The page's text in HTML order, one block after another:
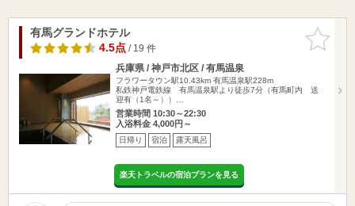
お気に入
りに追加
有馬グランドホテル
4.5点/ 19 件
兵庫県 / 神戸市北区 / 有馬温泉
フラワータウン駅10.43km 有馬温泉駅228m
私鉄神戸電鉄線 有馬温泉駅より徒歩7分（有馬町内 送
迎有（1名～））…
営業時間 10:30～22:30
入浴料金 4,000円～
日帰り 宿泊 露天風呂
楽天トラベルの宿泊プランを見る